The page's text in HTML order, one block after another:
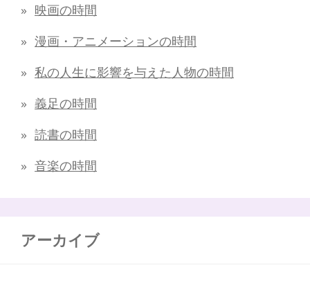
映画の時間
漫画・アニメーションの時間
私の人生に影響を与えた人物の時間
義足の時間
読書の時間
音楽の時間
アーカイブ